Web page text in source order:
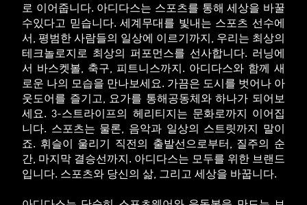
로 이어줍니다. 아디다스는 스포츠를 통해 세상을 바꿀
수있다고 믿습니다. 세계무대를 빛내는 스포츠 선수에
서, 평범한 사람들의 일상에 이르기까지, 우리는 최상의
테크놀로지로 최상의 퍼포먼스를 선사합니다. 러닝에
서 바스켓볼, 축구, 피트니스까지. 아디다스와 함께 새
로운 나의 모습을 만나보세요. 가끔은 도시를 벗어나 아
웃도어를 즐기고, 요가를 통해공동체와 하나가 되어보
세요. 3-스트라이프의 헤리티지는 문화로까지 이어집
니다. 스포츠는 물론, 음악과 일상의 스트릿까지 말이
죠. 휘슬이 울리기 직전의 출발선으로부터, 질주의 순
간, 마지막 결승선까지. 아디다스는 모두를 위한 브랜드
입니다. 스포츠와 당신의 삶, 그리고 세상을 바꿉니다.